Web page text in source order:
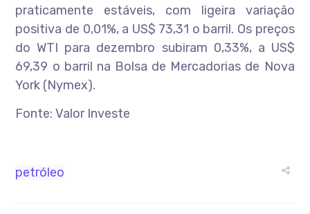
praticamente estáveis, com ligeira variação
positiva de 0,01%, a US$ 73,31 o barril. Os preços
do WTI para dezembro subiram 0,33%, a US$
69,39 o barril na Bolsa de Mercadorias de Nova
York (Nymex).
Fonte: Valor Investe
petróleo